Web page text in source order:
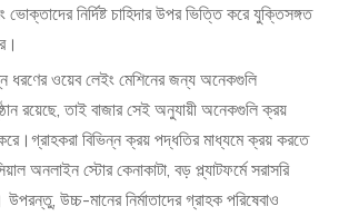
নির্দিষ্ট চাহিদার উপর ভিত্তি করে যুক্তিসঙ্গত
ধরণের ওয়েব লেইং মেশিনের জন্য অনেকগুলি
রয়েছে, তাই বাজার সেই অনুযায়ী অনেকগুলি ক্রয়
বিভিন্ন ক্রয় পদ্ধতির মাধ্যমে ক্রয় করতে
অনলাইন স্টোর কেনাকাটা, বড় প্ল্যাটফর্মে সরাসরি
উপরন্তু, উচ্চ-মানের নির্মাতাদের গ্রাহক পরিষেবাও